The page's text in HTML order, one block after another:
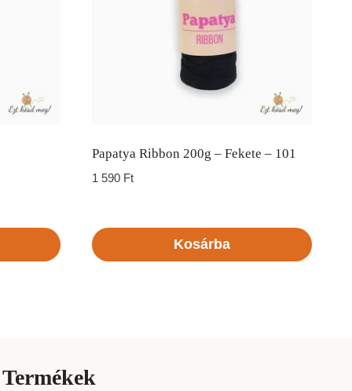
Papatya Ribbon 200g – Fekete – 101
1 590 Ft
Kosárba
Termékek